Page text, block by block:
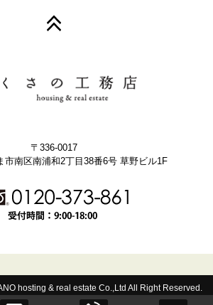
〒336-0017
市南区南浦和2丁目38番6号 草野ビル1F
hosting & real estate Co.,Ltd All Right Reserved.